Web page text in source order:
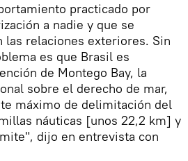
practicado por
a nadie y que se
las relaciones exteriores. Sin
es que Brasil es
de Montego Bay, la
sobre el derecho de mar,
máximo de delimitación del
náuticas [unos 22,2 km] y
dijo en entrevista con